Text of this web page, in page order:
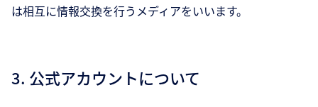
は相互に情報交換を行うメディアをいいます。
3. 公式アカウントについて